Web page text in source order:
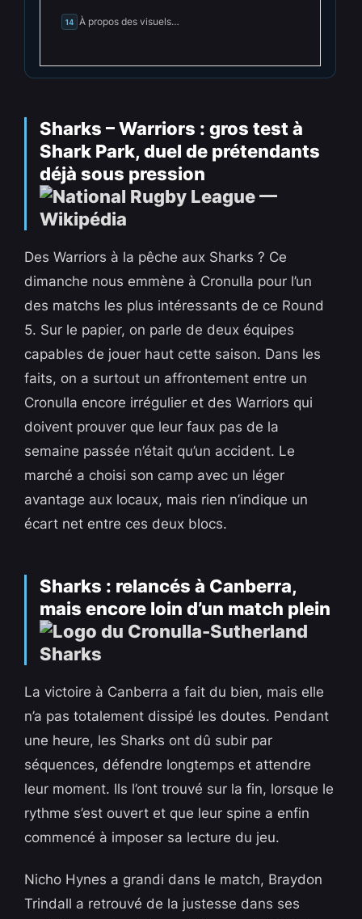
14 À propos des visuels…
Sharks – Warriors : gros test à
Shark Park, duel de prétendants
déjà sous pression
Des Warriors à la pêche aux Sharks ? Ce
dimanche nous emmène à Cronulla pour l’un
des matchs les plus intéressants de ce Round
5. Sur le papier, on parle de deux équipes
capables de jouer haut cette saison. Dans les
faits, on a surtout un affrontement entre un
Cronulla encore irrégulier et des Warriors qui
doivent prouver que leur faux pas de la
semaine passée n’était qu’un accident. Le
marché a choisi son camp avec un léger
avantage aux locaux, mais rien n’indique un
écart net entre ces deux blocs.
Sharks : relancés à Canberra,
mais encore loin d’un match plein
La victoire à Canberra a fait du bien, mais elle
n’a pas totalement dissipé les doutes. Pendant
une heure, les Sharks ont dû subir par
séquences, défendre longtemps et attendre
leur moment. Ils l’ont trouvé sur la fin, lorsque le
rythme s’est ouvert et que leur spine a enfin
commencé à imposer sa lecture du jeu.
Nicho Hynes a grandi dans le match, Braydon
Trindall a retrouvé de la justesse dans ses